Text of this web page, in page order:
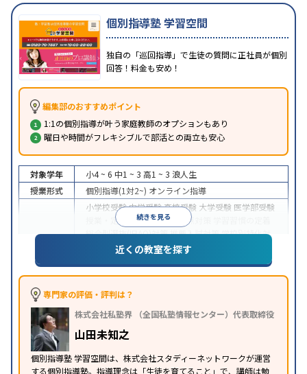
個別指導塾 学習空間
独自の「巡回指導」で生徒の質問に正社員が個別
回答！料金も安め！
編集部のおすすめポイント
1:1の個別指導が叶う家庭教師のオプションもあり
曜日や時間がフレキシブルで部活との両立も安心
続きを見る
対象学年 小4 ~ 6 中1 ~ 3 高1 ~ 3 浪人生
授業形式
個別指導(1対2~) オンライン指導
小学校受験中学受験高校受験 大学受験 医学部受験
授業・定期テスト対策
内申点対策
総合型選抜(旧AO)対策推薦入試対策学校別特化対
国公立大対策私大対策 共通テスト対策
語・英会話特化対策その他科目別特化対策
特徴
中高一貫校生に対応
可能 不登校生に対応
オンライン対応季節講習のみの受講可 発達障害の
子どもに対応
近くの教室を探す
専門家の評価・評判は？
株式会社私塾界 （全国私塾情報センター）代表取締役
山田未知之
個別指導塾 学習空間は、株式会社スタディーネットワークが運営
する個別指導塾。指導理念は「生徒を育てること」で、講師は勉